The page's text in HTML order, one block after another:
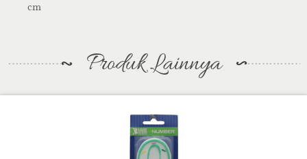
cm
Produk Lainnya